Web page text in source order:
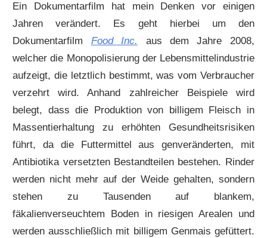
Ein Dokumentarfilm hat mein Denken vor einigen
Jahren verändert. Es geht hierbei um den
Dokumentarfilm Food Inc.
aus dem Jahre 2008,
welcher die Monopolisierung der Lebensmittelindustrie
aufzeigt, die letztlich bestimmt, was vom Verbraucher
verzehrt wird. Anhand zahlreicher Beispiele wird
belegt, dass die Produktion von billigem Fleisch in
Massentierhaltung zu erhöhten Gesundheitsrisiken
führt, da die Futtermittel aus genveränderten, mit
Antibiotika versetzten Bestandteilen bestehen. Rinder
werden nicht mehr auf der Weide gehalten, sondern
stehen zu Tausenden auf blankem,
fäkalienverseuchtem Boden in riesigen Arealen und
werden ausschließlich mit billigem Genmais gefüttert.